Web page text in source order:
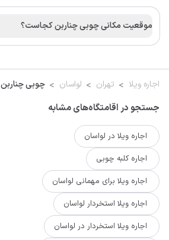
موقعیت مکانی چوبی چناربن کجاست؟
اجاره ویلا تهران لواسان چوبی چناربن
جستجو در اقامتگاه‌های مشابه
اجاره ویلا در لواسان
اجاره کلبه چوبی
اجاره ویلا برای مهمانی لواسان
اجاره ویلا استخردار لواسان
اجاره ویلا استخردار در لواسان